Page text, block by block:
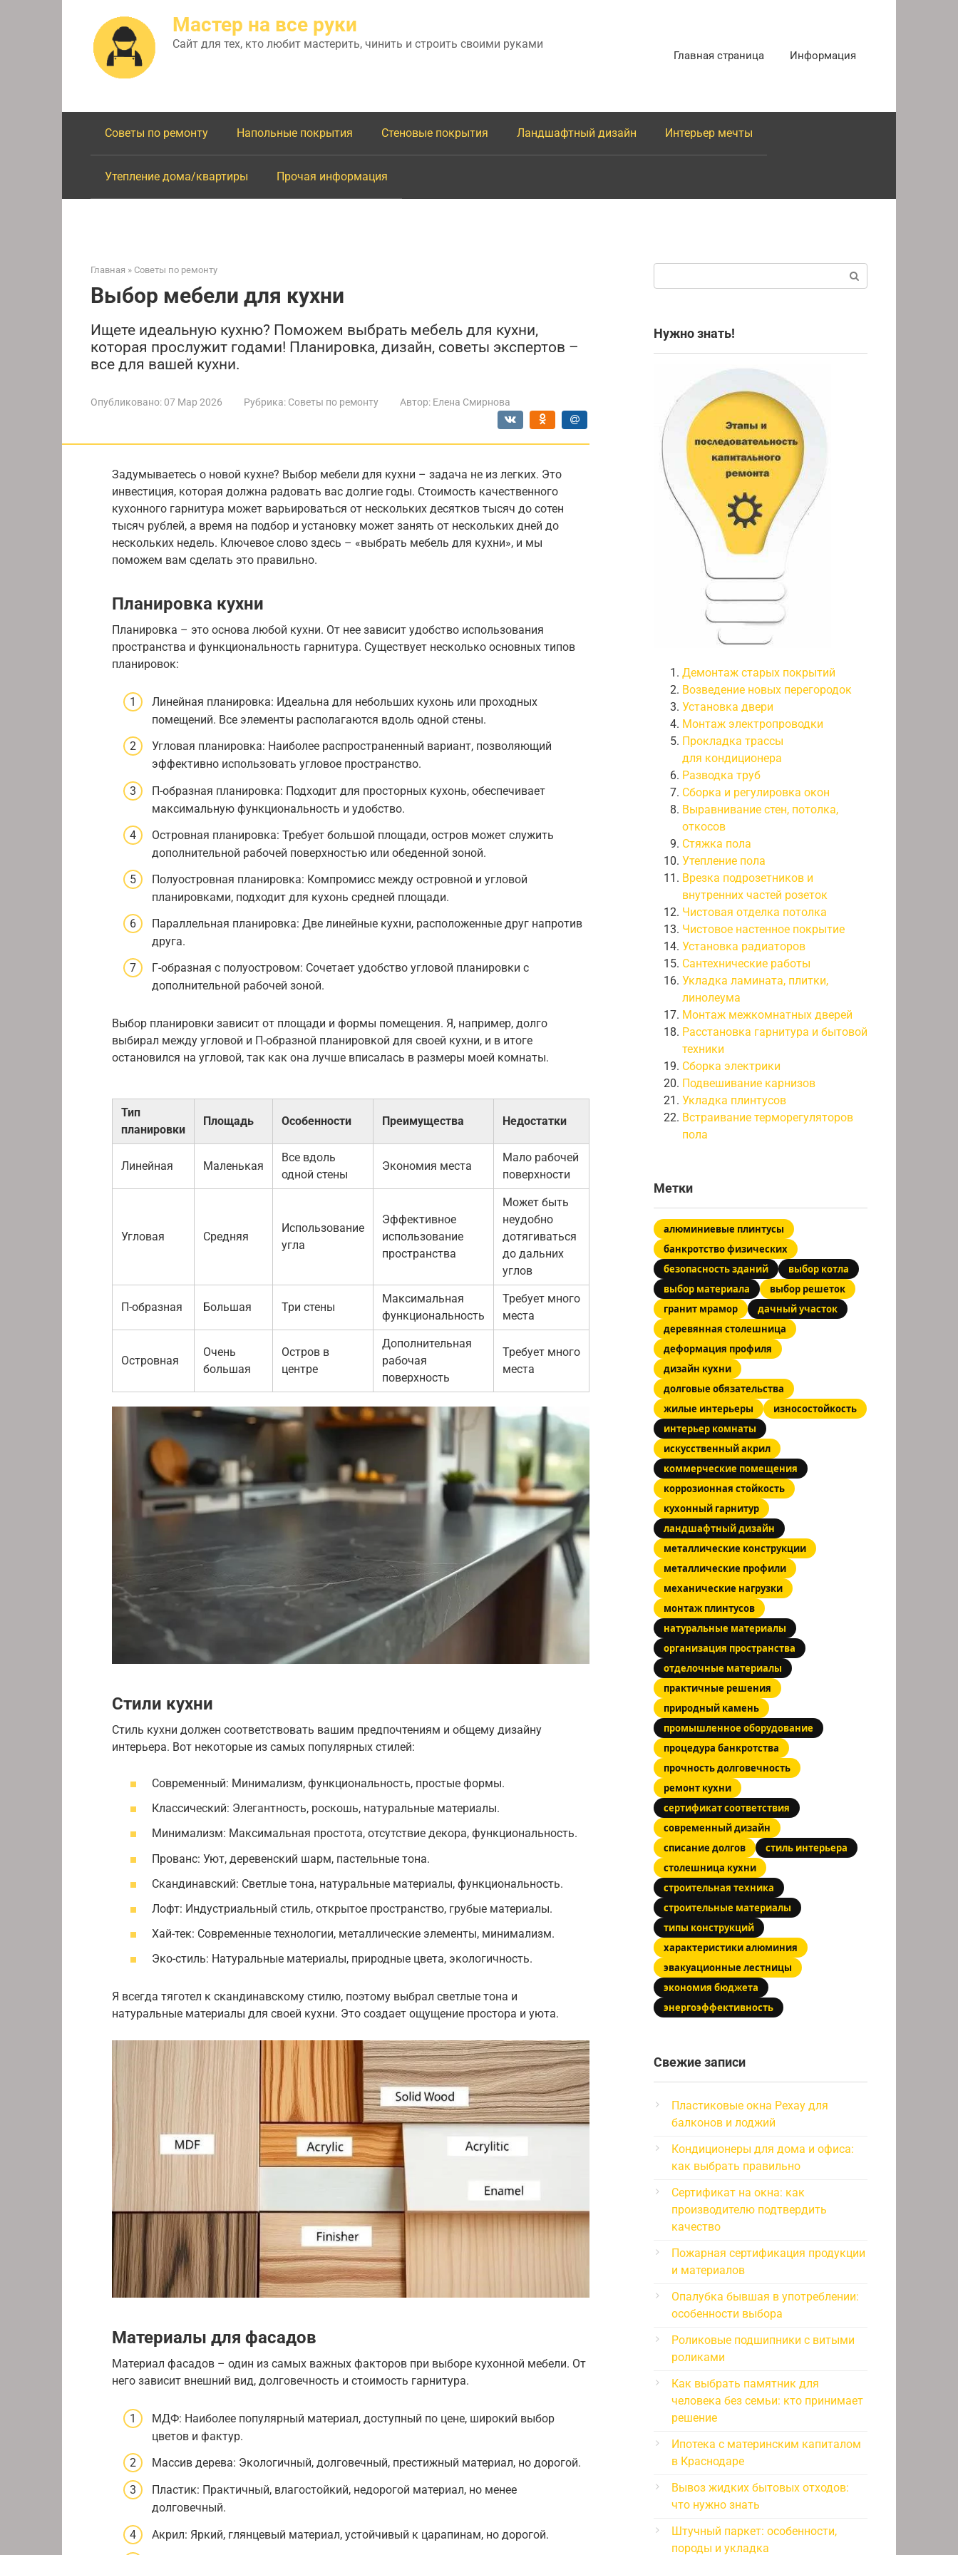
Мастер на все руки
Сайт для тех, кто любит мастерить, чинить и строить своими руками
Главная страница Информация
Советы по ремонту Напольные покрытия Стеновые покрытия Ландшафтный дизайн Интерьер мечты
Утепление дома/квартиры Прочая информация
Главная » Советы по ремонту
Выбор мебели для кухни
Ищете идеальную кухню? Поможем выбрать мебель для кухни,
которая прослужит годами! Планировка, дизайн, советы экспертов –
все для вашей кухни.
Опубликовано: 07 Мар 2026 Рубрика: Советы по ремонту Автор: Елена Смирнова
Задумываетесь о новой кухне? Выбор мебели для кухни – задача не из легких. Это
инвестиция, которая должна радовать вас долгие годы. Стоимость качественного
кухонного гарнитура может варьироваться от нескольких десятков тысяч до сотен
тысяч рублей, а время на подбор и установку может занять от нескольких дней до
нескольких недель. Ключевое слово здесь – «выбрать мебель для кухни», и мы
поможем вам сделать это правильно.
Планировка кухни
Планировка – это основа любой кухни. От нее зависит удобство использования
пространства и функциональность гарнитура. Существует несколько основных типов
планировок:
Линейная планировка: Идеальна для небольших кухонь или проходных
помещений. Все элементы располагаются вдоль одной стены.
Угловая планировка: Наиболее распространенный вариант, позволяющий
эффективно использовать угловое пространство.
П-образная планировка: Подходит для просторных кухонь, обеспечивает
максимальную функциональность и удобство.
Островная планировка: Требует большой площади, остров может служить
дополнительной рабочей поверхностью или обеденной зоной.
Полуостровная планировка: Компромисс между островной и угловой
планировками, подходит для кухонь средней площади.
Параллельная планировка: Две линейные кухни, расположенные друг напротив
друга.
Г-образная с полуостровом: Сочетает удобство угловой планировки с
дополнительной рабочей зоной.
Выбор планировки зависит от площади и формы помещения. Я, например, долго
выбирал между угловой и П-образной планировкой для своей кухни, и в итоге
остановился на угловой, так как она лучше вписалась в размеры моей комнаты.
Тип
планировки
Площадь Особенности Преимущества Недостатки
Линейная Маленькая
Все вдоль
одной стены
Экономия места
Мало рабочей
поверхности
Угловая Средняя
Использование
угла
Эффективное
использование
пространства
Может быть
неудобно
дотягиваться
до дальних
углов
П-образная Большая Три стены
Максимальная
функциональность
Требует много
места
Островная
Очень
большая
Остров в
центре
Дополнительная
рабочая
поверхность
Требует много
места
Стили кухни
Стиль кухни должен соответствовать вашим предпочтениям и общему дизайну
интерьера. Вот некоторые из самых популярных стилей:
Современный: Минимализм, функциональность, простые формы.
Классический: Элегантность, роскошь, натуральные материалы.
Минимализм: Максимальная простота, отсутствие декора, функциональность.
Прованс: Уют, деревенский шарм, пастельные тона.
Скандинавский: Светлые тона, натуральные материалы, функциональность.
Лофт: Индустриальный стиль, открытое пространство, грубые материалы.
Хай-тек: Современные технологии, металлические элементы, минимализм.
Эко-стиль: Натуральные материалы, природные цвета, экологичность.
Я всегда тяготел к скандинавскому стилю, поэтому выбрал светлые тона и
натуральные материалы для своей кухни. Это создает ощущение простора и уюта.
Материалы для фасадов
Материал фасадов – один из самых важных факторов при выборе кухонной мебели. От
него зависит внешний вид, долговечность и стоимость гарнитура.
МДФ: Наиболее популярный материал, доступный по цене, широкий выбор
цветов и фактур.
Массив дерева: Экологичный, долговечный, престижный материал, но дорогой.
Пластик: Практичный, влагостойкий, недорогой материал, но менее
долговечный.
Акрил: Яркий, глянцевый материал, устойчивый к царапинам, но дорогой.
Нужно знать!
Демонтаж старых покрытий
Возведение новых перегородок
Установка двери
Монтаж электропроводки
Прокладка трассы
для кондиционера
Разводка труб
Сборка и регулировка окон
Выравнивание стен, потолка,
откосов
Стяжка пола
Утепление пола
Врезка подрозетников и
внутренних частей розеток
Чистовая отделка потолка
Чистовое настенное покрытие
Установка радиаторов
Сантехнические работы
Укладка ламината, плитки,
линолеума
Монтаж межкомнатных дверей
Расстановка гарнитура и бытовой
техники
Сборка электрики
Подвешивание карнизов
Укладка плинтусов
Встраивание терморегуляторов
пола
Метки
алюминиевые плинтусы
банкротство физических
безопасность зданий
выбор котла
выбор материала
выбор решеток
гранит мрамор
дачный участок
деревянная столешница
деформация профиля
дизайн кухни
долговые обязательства
жилые интерьеры
износостойкость
интерьер комнаты
искусственный акрил
коммерческие помещения
коррозионная стойкость
кухонный гарнитур
ландшафтный дизайн
металлические конструкции
металлические профили
механические нагрузки
монтаж плинтусов
натуральные материалы
организация пространства
отделочные материалы
практичные решения
природный камень
промышленное оборудование
процедура банкротства
прочность долговечность
ремонт кухни
сертификат соответствия
современный дизайн
списание долгов
стиль интерьера
столешница кухни
строительная техника
строительные материалы
типы конструкций
характеристики алюминия
эвакуационные лестницы
экономия бюджета
энергоэффективность
Свежие записи
Пластиковые окна Рехау для
балконов и лоджий
Кондиционеры для дома и офиса:
как выбрать правильно
Сертификат на окна: как
производителю подтвердить
качество
Пожарная сертификация продукции
и материалов
Опалубка бывшая в употреблении:
особенности выбора
Роликовые подшипники с витыми
роликами
Как выбрать памятник для
человека без семьи: кто принимает
решение
Ипотека с материнским капиталом
в Краснодаре
Вывоз жидких бытовых отходов:
что нужно знать
Штучный паркет: особенности,
породы и укладка